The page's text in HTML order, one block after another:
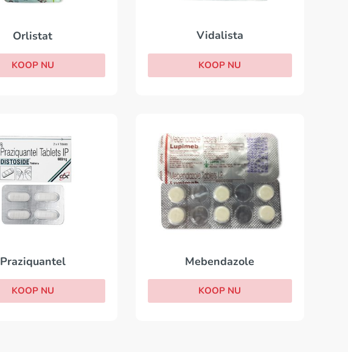
Orlistat
KOOP NU
Vidalista
KOOP NU
Praziquantel
KOOP NU
Mebendazole
KOOP NU